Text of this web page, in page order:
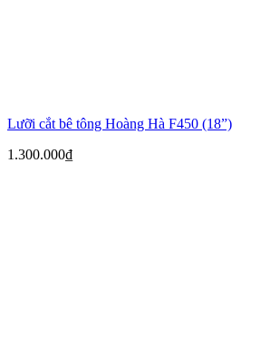
Lưỡi cắt bê tông Hoàng Hà F450 (18”)
1.300.000₫